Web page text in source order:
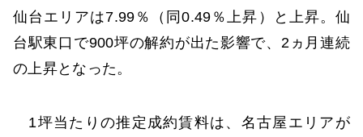
仙台エリアは7.99％（同0.49％上昇）と上昇。仙
台駅東口で900坪の解約が出た影響で、2ヵ月連続
の上昇となった。
1坪当たりの推定成約賃料は、名古屋エリアが